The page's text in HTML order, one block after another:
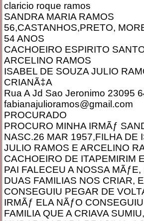
claricio roque ramos
SANDRA MARIA RAMOS
56,CASTANHOS,PRETO,
54 ANOS
CACHOEIRO ESPIRITO
ARCELINO RAMOS
ISABEL DE SOUZA JULIO
CRIANÃ‡A
Rua A Jd Sao Jeronimo 23095
fabianajulioramos@gmail.com
PROCURADO
PROCURO MINHA IRMÃƒ
NASC.26 MAR 1957,FILHA DE
JULIO RAMOS E ARCELINO
CACHOEIRO DE ITAPEMIRIM
PAI FALECEU A NOSSA
DUAS FAMILIAS NOS CRIAR,
CONSEGUIU PEGAR DE
IRMÃƒ ELA NÃƒO
FAMILIA QUE A CRIAVA